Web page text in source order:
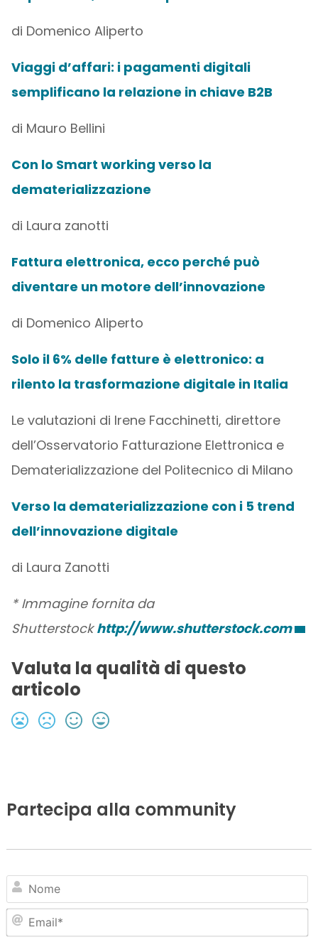
di Domenico Aliperto
Viaggi d’affari: i pagamenti digitali
semplificano la relazione in chiave B2B
di Mauro Bellini
Con lo Smart working verso la
dematerializzazione
di Laura zanotti
Fattura elettronica, ecco perché può
diventare un motore dell’innovazione
di Domenico Aliperto
Solo il 6% delle fatture è elettronico: a
rilento la trasformazione digitale in Italia
Le valutazioni di Irene Facchinetti, direttore
dell’Osservatorio Fatturazione Elettronica e
Dematerializzazione del Politecnico di Milano
Verso la dematerializzazione con i 5 trend
dell’innovazione digitale
di Laura Zanotti
* Immagine fornita da
Shutterstockhttp://www.shutterstock.com
Valuta la qualità di questo
articolo
Partecipa alla community